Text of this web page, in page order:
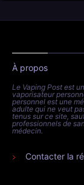
À propos
Le Vaping Post est
vaporisateur
personnel est une
adulte qui ne veut
tenus sur ce site,
professionnels de
médecin.
Contacter la